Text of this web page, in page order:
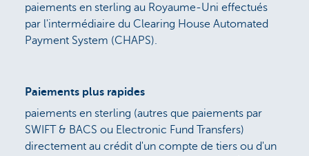
paiements en sterling au Royaume-Uni effectués
par l'intermédiaire du Clearing House Automated
Payment System (CHAPS).
Paiements plus rapides
paiements en sterling (autres que paiements par
SWIFT & BACS ou Electronic Fund Transfers)
directement au crédit d'un compte de tiers ou d'un